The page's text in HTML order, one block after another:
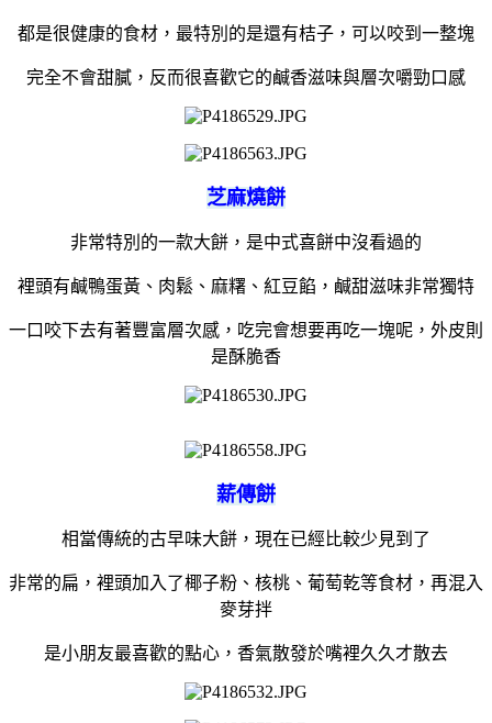
都是很健康的食材，最特別的是還有桔子，可以咬到一整塊
完全不會甜膩，反而很喜歡它的鹹香滋味與層次嚼勁口感
芝麻燒餅
非常特別的一款大餅，是中式喜餅中沒看過的
裡頭有鹹鴨蛋黃、肉鬆、麻糬、紅豆餡，鹹甜滋味非常獨特
一口咬下去有著豐富層次感，吃完會想要再吃一塊呢，外皮則
是酥脆香
薪傳餅
相當傳統的古早味大餅，現在已經比較少見到了
非常的扁，裡頭加入了椰子粉、核桃、葡萄乾等食材，再混入
麥芽拌
是小朋友最喜歡的點心，香氣散發於嘴裡久久才散去